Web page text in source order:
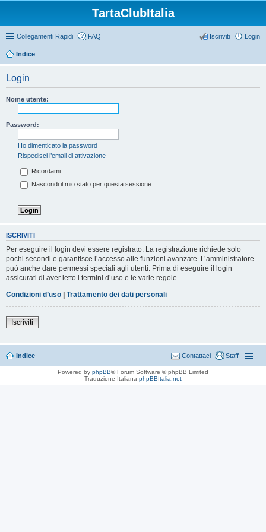
TartaClubItalia
Collegamenti Rapidi FAQ Login
Iscriviti
Indice
Login
Nome utente:
Password:
Ho dimenticato la password
Rispedisci l’email di attivazione
Ricordami
Nascondi il mio stato per questa sessione
ISCRIVITI
Per eseguire il login devi essere registrato. La registrazione richiede solo
pochi secondi e garantisce l’accesso alle funzioni avanzate. L’amministratore
può anche dare permessi speciali agli utenti. Prima di eseguire il login
assicurati di aver letto i termini d’uso e le varie regole.
Condizioni d’uso | Trattamento dei dati personali
Iscriviti
Indice Staff
Contattaci
Powered by phpBB® Forum Software © phpBB Limited
Traduzione Italiana phpBBItalia.net